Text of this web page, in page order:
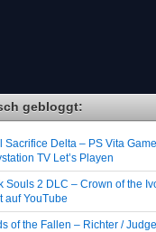
gebloggt:
Sacrifice Delta – PS Vita
TV Let’s Playen
Souls 2 DLC – Crown of the
auf YouTube
of the Fallen – Richter /